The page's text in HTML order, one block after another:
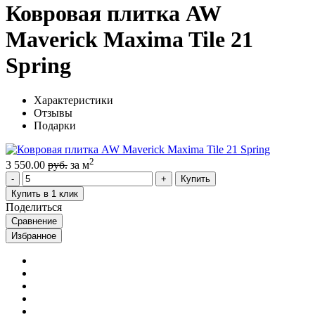
Ковровая плитка AW
Maverick Maxima Tile 21
Spring
Характеристики
Отзывы
Подарки
3 550.00 руб. за м2
Купить
Купить в 1 клик
Поделиться
Сравнение
Избранное